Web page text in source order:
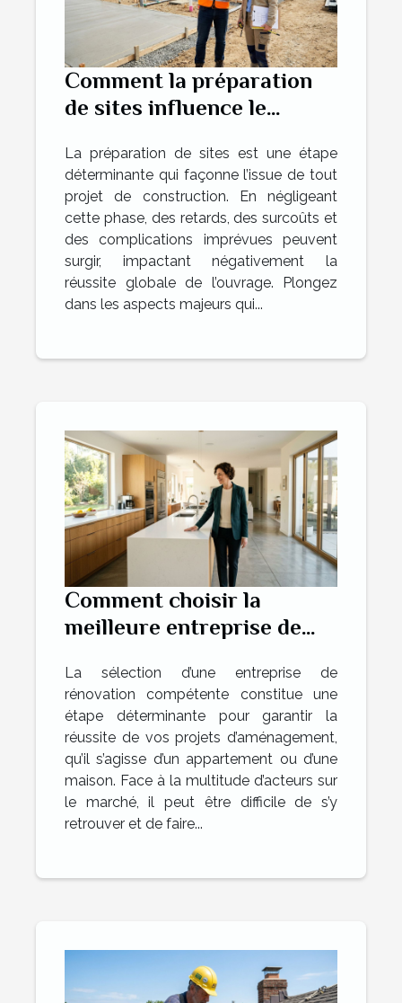
Comment la préparation
de sites influence le
construction ?
La préparation de sites est une étape
déterminante qui façonne l’issue de tout
projet de construction. En négligeant
cette phase, des retards, des surcoûts et
des complications imprévues peuvent
surgir, impactant négativement la
réussite globale de l’ouvrage. Plongez
dans les aspects majeurs qui...
Comment choisir la
meilleure entreprise de
projets ?
La sélection d’une entreprise de
rénovation compétente constitue une
étape déterminante pour garantir la
réussite de vos projets d’aménagement,
qu’il s’agisse d’un appartement ou d’une
maison. Face à la multitude d’acteurs sur
le marché, il peut être difficile de s’y
retrouver et de faire...